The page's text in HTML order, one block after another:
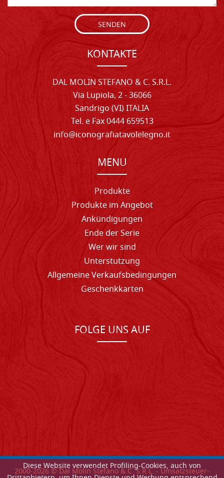
Diese Website verwendet Profiling-Cookies, auch von
SENDEN
KONTAKTE
DAL MOLIN STEFANO & C. S.R.L.
Via Lupiola, 2 - 36066
Sandrigo (VI) ITALIA
Tel. e Fax 0444 659513
info@iconografiatavolelegno.it
MENU
Produkte
Produkte im Angebot
Ankündigungen
Ende der Serie
Wer wir sind
Unterstutzung
Allgemeine Verkaufsbedingungen
Geschenkkarten
FOLGE UNS AUF
2000-2026© Dal Molin Stefano & C. S.R.L. - Umsatzsteuer-